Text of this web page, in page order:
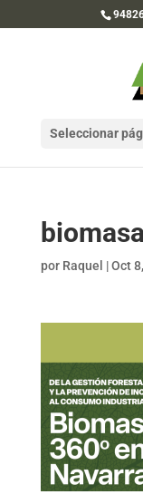
Seleccionar
por Raquel |Oct